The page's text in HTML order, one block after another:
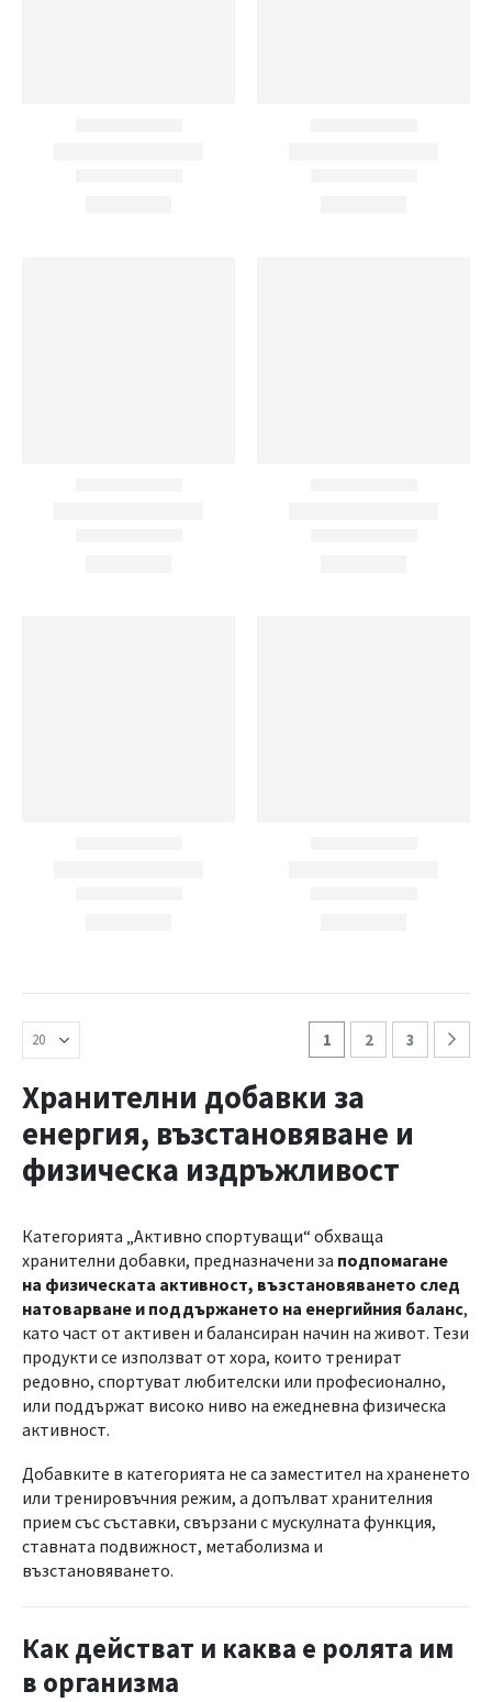
1 2 3
Хранителни добавки за
енергия, възстановяване и
физическа издръжливост
Категорията „Активно спортуващи“ обхваща
хранителни добавки, предназначени за подпомагане
на физическата активност, възстановяването след
натоварване и поддържането на енергийния баланс,
като част от активен и балансиран начин на живот. Тези
продукти се използват от хора, които тренират
редовно, спортуват любителски или професионално,
или поддържат високо ниво на ежедневна физическа
активност.
Добавките в категорията не са заместител на храненето
или тренировъчния режим, а допълват хранителния
прием със съставки, свързани с мускулната функция,
ставната подвижност, метаболизма и
възстановяването.
Как действат и каква е ролята им
в организма